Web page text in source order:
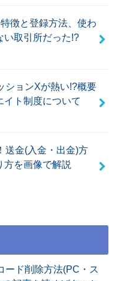
徴と登録方法、使わ
い取引所だった!?
ションXが熱い!?概要
イト制度について
送金(入金・出金)方
方を画像で解説
ード削除方法(PC・ス